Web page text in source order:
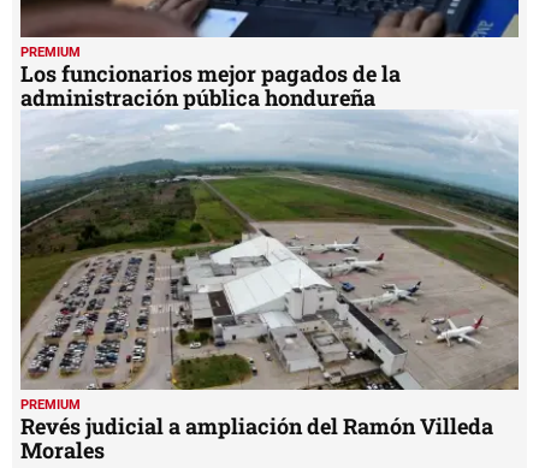
PREMIUM
Los funcionarios mejor pagados de la
administración pública hondureña
PREMIUM
Revés judicial a ampliación del Ramón Villeda
Morales